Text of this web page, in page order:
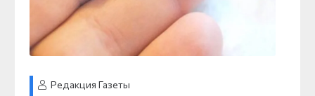
Редакция Газеты